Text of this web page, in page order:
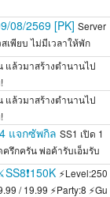
08/2569 [PK] Server
เพียบ ไม่มีเวลาให้พัก
แล้วมาสร้างตำนานไป
แล้วมาสร้างตำนานไป
แจกซัพกิล SS1 เปิด 1
รึกครัน พ่อค้ารับเอ็มรับ
⚡Level:250
/ 19.99 ⚡Party:8 ⚡Gu